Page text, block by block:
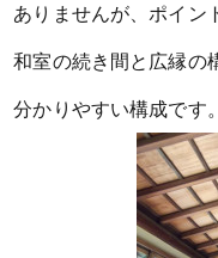
ありませんが、ポイン
和室の続き間と広縁の
分かりやすい構成です。